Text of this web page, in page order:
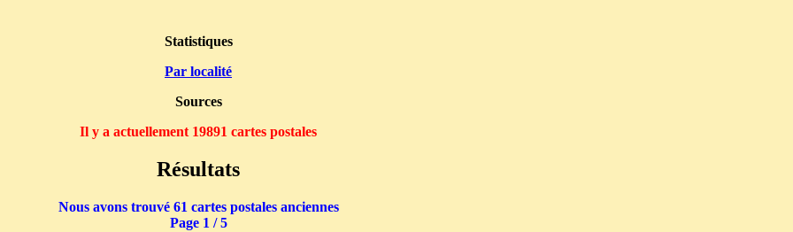
Statistiques
Par localité
Sources
Il y a actuellement 19891 cartes postales
Résultats
Nous avons trouvé 61 cartes postales anciennes
Page 1 / 5